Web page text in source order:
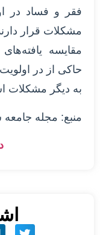
فقر و فساد در
مشکلات قرار
مقایسه
حاکی از در
به دیگر مشکلات
منبع: مجله